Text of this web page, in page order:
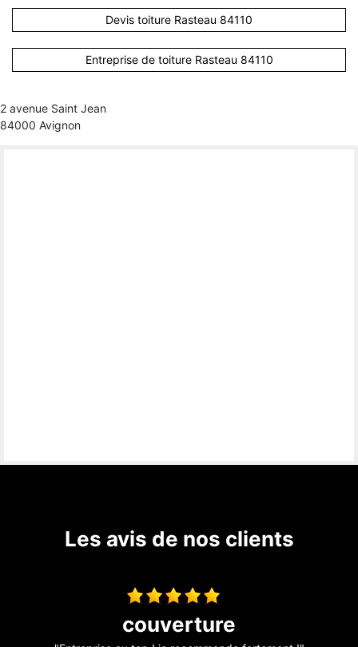
Devis toiture Rasteau 84110
Entreprise de toiture Rasteau 84110
2 avenue Saint Jean
84000 Avignon
Les avis de nos clients
Construction d’un appenti